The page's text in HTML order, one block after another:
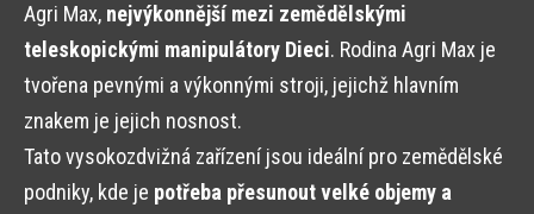
Agri Max, nejvýkonnější mezi zemědělskými
teleskopickými manipulátory Dieci. Rodina Agri Max je
tvořena pevnými a výkonnými stroji, jejichž hlavním
znakem je jejich nosnost.
Tato vysokozdvižná zařízení jsou ideální pro zemědělské
podniky, kde je potřeba přesunout velké objemy a